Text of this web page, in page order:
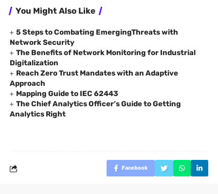
You Might Also Like
5 Steps to Combating EmergingThreats with
Network Security
The Benefits of Network Monitoring for Industrial
Digitalization
Reach Zero Trust Mandates with an Adaptive
Approach
Mapping Guide to IEC 62443
The Chief Analytics Officer’s Guide to Getting
Analytics Right
Facebook